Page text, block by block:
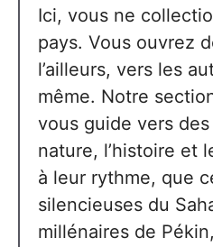
Ici, vous ne
pays. Vous ouvrez
l’ailleurs, vers les
même. Notre
vous guide vers
nature, l’histoire et
à leur rythme, que
silencieuses du
millénaires de